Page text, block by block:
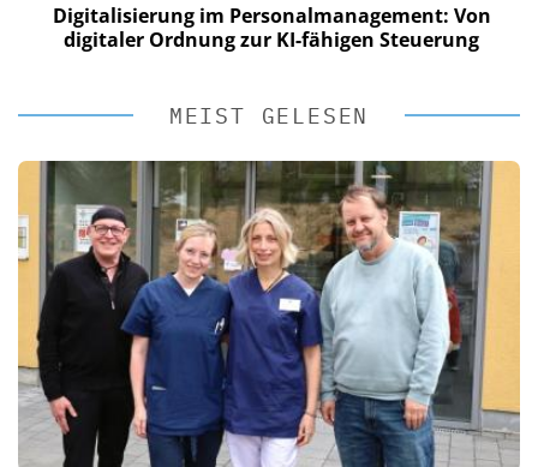
Digitalisierung im Personalmanagement: Von
digitaler Ordnung zur KI-fähigen Steuerung
MEIST GELESEN